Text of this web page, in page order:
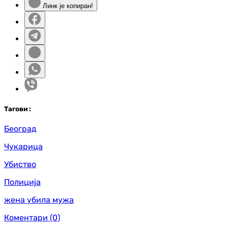
Линк је копиран!
Тагови :
Београд
Чукарица
Убиство
Полиција
жена убила мужа
Коментари (0)